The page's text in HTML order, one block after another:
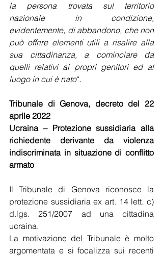
la persona trovata sul territorio
nazionale in condizione,
evidentemente, di abbandono, che non
può offrire elementi utili a risalire alla
sua cittadinanza, a cominciare da
quelli relativi ai propri genitori ed al
luogo in cui è nato“.
Tribunale di Genova, decreto del 22
aprile 2022
Ucraina – Protezione sussidiaria alla
richiedente derivante da violenza
indiscriminata in situazione di conflitto
armato
Il Tribunale di Genova riconosce la
protezione sussidiaria ex art. 14 lett. c)
d.lgs. 251/2007 ad una cittadina
ucraina.
La motivazione del Tribunale è molto
argomentata e si focalizza sui recenti